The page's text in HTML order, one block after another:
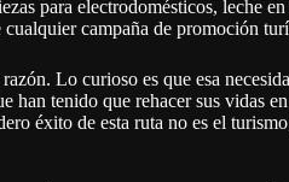
para electrodomésticos, leche
campaña de promoción
Lo curioso es que esa
han tenido que rehacer sus vidas
éxito de esta ruta no es el